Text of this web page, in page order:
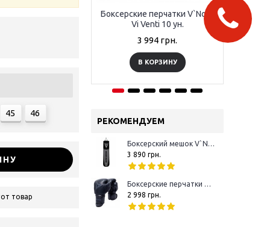
Боксерские перчатки V`Noks
Vi Venti 10 ун.
3 994 грн.
В КОРЗИНУ
РЕКОМЕНДУЕМ
Боксерский мешок V`Noks Boxing Machine Black 1.5 м 50-60 кг
3 890 грн.
Боксерские перчатки V`Noks Boxing Machine 10 oz
2 998 грн.
45 46
товар